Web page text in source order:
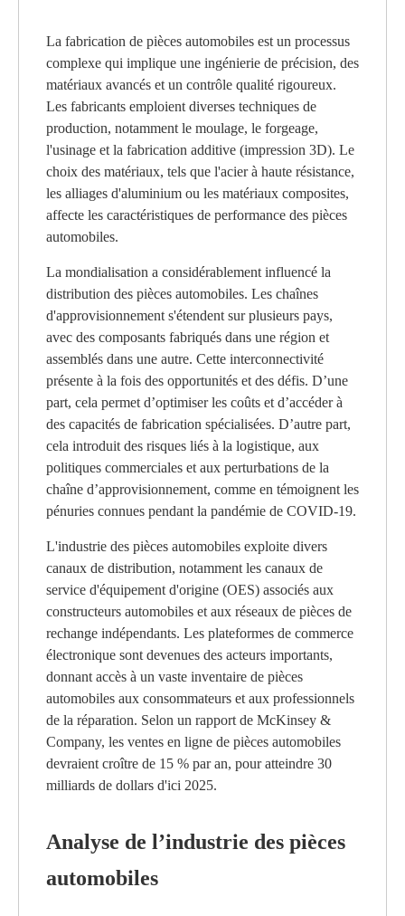
La fabrication de pièces automobiles est un processus
complexe qui implique une ingénierie de précision, des
matériaux avancés et un contrôle qualité rigoureux.
Les fabricants emploient diverses techniques de
production, notamment le moulage, le forgeage,
l'usinage et la fabrication additive (impression 3D). Le
choix des matériaux, tels que l'acier à haute résistance,
les alliages d'aluminium ou les matériaux composites,
affecte les caractéristiques de performance des pièces
automobiles.
La mondialisation a considérablement influencé la
distribution des pièces automobiles. Les chaînes
d'approvisionnement s'étendent sur plusieurs pays,
avec des composants fabriqués dans une région et
assemblés dans une autre. Cette interconnectivité
présente à la fois des opportunités et des défis. D’une
part, cela permet d’optimiser les coûts et d’accéder à
des capacités de fabrication spécialisées. D’autre part,
cela introduit des risques liés à la logistique, aux
politiques commerciales et aux perturbations de la
chaîne d’approvisionnement, comme en témoignent les
pénuries connues pendant la pandémie de COVID-19.
L'industrie des pièces automobiles exploite divers
canaux de distribution, notamment les canaux de
service d'équipement d'origine (OES) associés aux
constructeurs automobiles et aux réseaux de pièces de
rechange indépendants. Les plateformes de commerce
électronique sont devenues des acteurs importants,
donnant accès à un vaste inventaire de pièces
automobiles aux consommateurs et aux professionnels
de la réparation. Selon un rapport de McKinsey &
Company, les ventes en ligne de pièces automobiles
devraient croître de 15 % par an, pour atteindre 30
milliards de dollars d'ici 2025.
Analyse de l’industrie des pièces
automobiles